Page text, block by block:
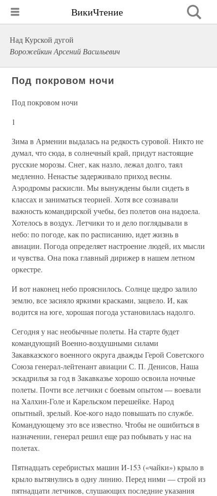
ВикиЧтение
Над Курской дугой
Ворожейкин Арсений Васильевич
Под покровом ночи
Под покровом ночи
1
Зима в Армении выдалась на редкость суровой. Никто не
думал, что сюда, в солнечный край, придут настоящие
русские морозы. Снег, как назло, лежал долго, таял
медленно. Ненастье задерживало приход весны.
Аэродромы раскисли. Мы вынуждены были сидеть в
классах и заниматься теорией. Хотя все сознавали
важность командирской учебы, без полетов она надоела.
Хотелось в воздух. Летчики то и дело поглядывали в
небо: по погоде, как по расписанию, идет жизнь в
авиации. Погода определяет настроение людей, их мысли
и чувства. Она пока главный дирижер в нашем летном
оркестре.
И вот наконец небо прояснилось. Солнце щедро залило
землю, все засияло яркими красками, зацвело. И, как
водится на юге, хорошая погода установилась надолго.
Сегодня у нас необычные полеты. На старте будет
командующий Военно-воздушными силами
Закавказского военного округа дважды Герой Советского
Союза генерал-лейтенант авиации С. П. Денисов, Наша
эскадрилья за год в Закавказье хорошо освоила ночные
полеты. Почти все летчики с боевым опытом — воевали
на Халхин-Голе и Карельском перешейке. Народ
опытный, зрелый. Кое-кого надо повышать по службе.
Командующему это все известно. Чтобы не ошибиться в
назначении, генерал решил еще раз побывать у нас на
полетах.
Пятнадцать серебристых машин И-153 («чайки») крыло в
крыло вытянулись в одну линию. Перед ними — строй из
пятнадцати летчиков, слушающих последние указания